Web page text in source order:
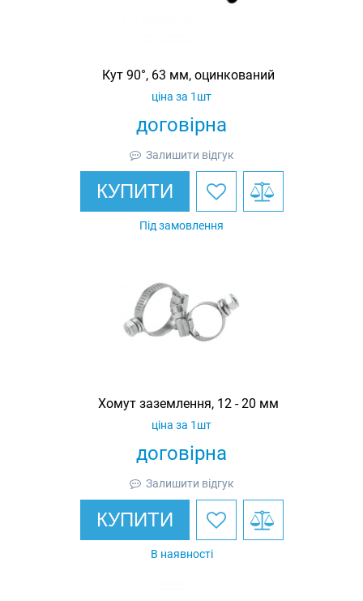
Кут 90°, 63 мм, оцинкований
договірна
ціна за 1шт
Залишити відгук
КУПИТИ
Під замовлення
Хомут заземлення, 12 - 20 мм
договірна
ціна за 1шт
Залишити відгук
КУПИТИ
В наявності